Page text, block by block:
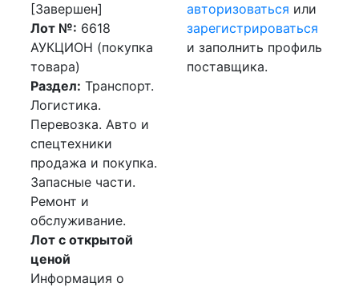
[Завершен]
Лот №: 6618
АУКЦИОН (покупка
товара)
Раздел: Транспорт.
Логистика.
Перевозка. Авто и
спецтехники
продажа и покупка.
Запасные части.
Ремонт и
обслуживание.
Лот с открытой
ценой
Информация о
авторизоваться или
зарегистрироваться
и заполнить профиль
поставщика.